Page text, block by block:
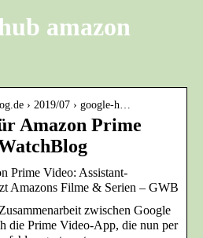
amazon
› 2019/07 › google-h…
Amazon Prime
Prime Video: Assistant-
Amazons Filme & Serien – GWB
zwischen Google
die Prime Video-App, die nun per